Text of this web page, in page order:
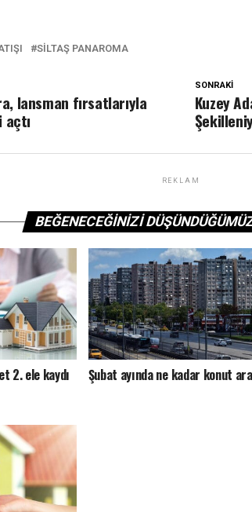
SILTAŞ PANAROMA
SONRAKI
Kuzey
lansman fırsatlarıyla
açtı
REKLAM
BEĞENECEĞINIZI
2. ele kaydı Şubat ayında ne kadar konut